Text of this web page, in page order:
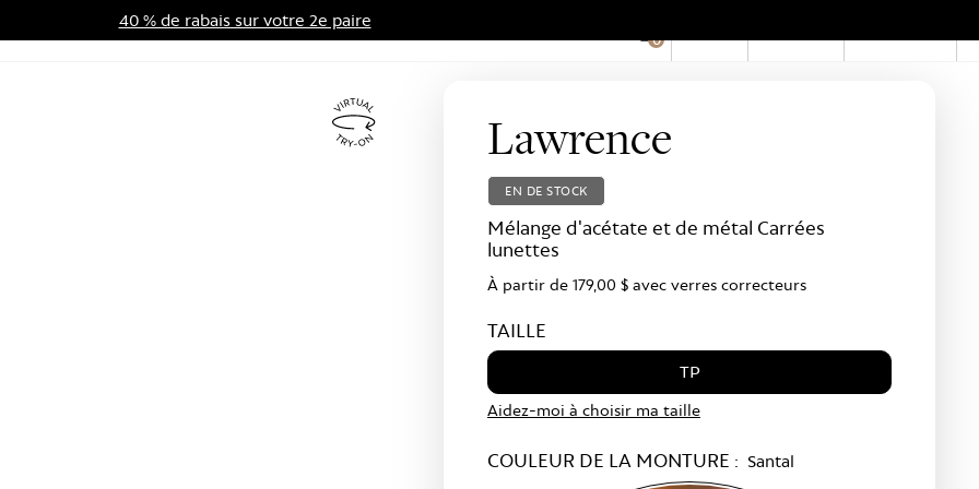
40 % de rabais sur votre 2e paire
Soldes 0
Lawrence
EN DE STOCK
Mélange d'acétate et de métal Carrées
lunettes
À partir de 179,00 $ avec verres correcteurs
TAILLE
TP
Aidez-moi à choisir ma taille
COULEUR DE LA MONTURE : Santal